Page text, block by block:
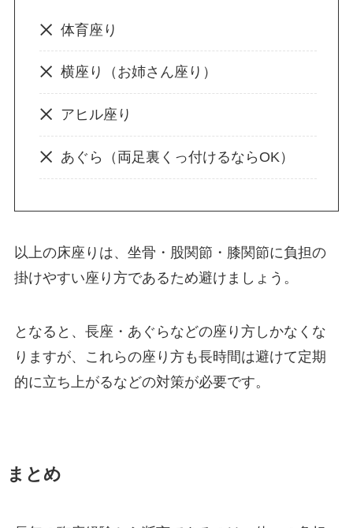
体育座り
横座り（お姉さん座り）
アヒル座り
あぐら（両足裏くっ付けるならOK）
以上の床座りは、坐骨・股関節・膝関節に負担の
掛けやすい座り方であるため避けましょう。
となると、長座・あぐらなどの座り方しかなくな
りますが、これらの座り方も長時間は避けて定期
的に立ち上がるなどの対策が必要です。
まとめ